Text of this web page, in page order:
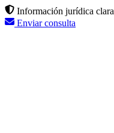
Información jurídica clara
Enviar consulta